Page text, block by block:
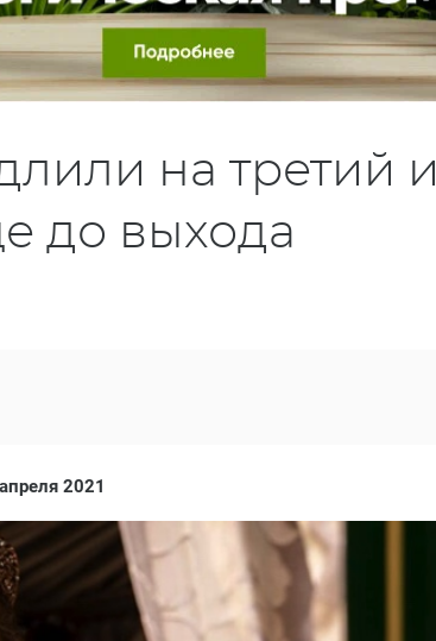
на третий и
до выхода
2021